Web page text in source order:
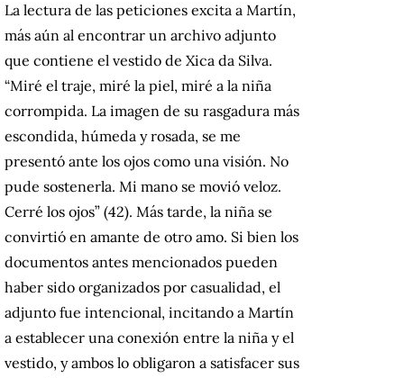
La lectura de las peticiones excita a Martín,
más aún al encontrar un archivo adjunto
que contiene el vestido de Xica da Silva.
“Miré el traje, miré la piel, miré a la niña
corrompida. La imagen de su rasgadura más
escondida, húmeda y rosada, se me
presentó ante los ojos como una visión. No
pude sostenerla. Mi mano se movió veloz.
Cerré los ojos” (42). Más tarde, la niña se
convirtió en amante de otro amo. Si bien los
documentos antes mencionados pueden
haber sido organizados por casualidad, el
adjunto fue intencional, incitando a Martín
a establecer una conexión entre la niña y el
vestido, y ambos lo obligaron a satisfacer sus